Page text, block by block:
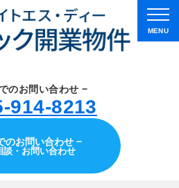
のお問い合わせ −
914-8213
のお問い合わせ −
談・お問い合わせ
MENU